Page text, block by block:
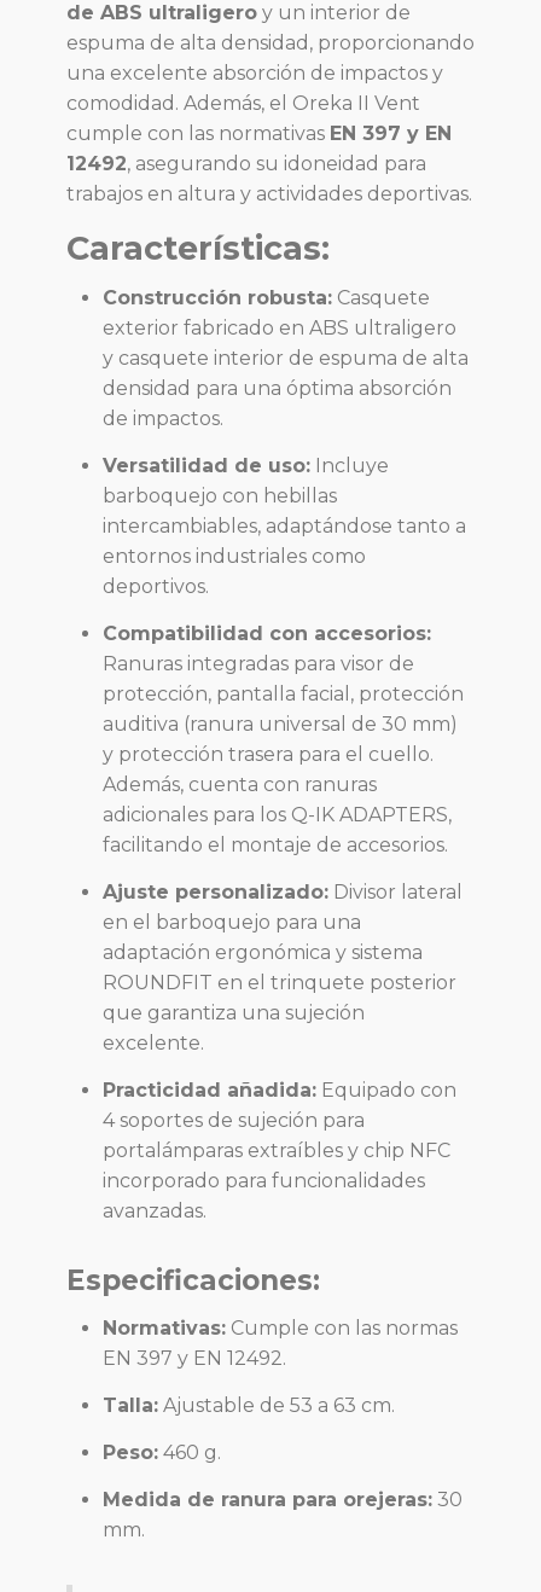
de ABS ultraligero y un interior de
espuma de alta densidad, proporcionando
una excelente absorción de impactos y
comodidad. Además, el Oreka II Vent
cumple con las normativas EN 397 y EN
12492, asegurando su idoneidad para
trabajos en altura y actividades deportivas.
Características:
Construcción robusta: Casquete
exterior fabricado en ABS ultraligero
y casquete interior de espuma de alta
densidad para una óptima absorción
de impactos.
Versatilidad de uso: Incluye
barboquejo con hebillas
intercambiables, adaptándose tanto a
entornos industriales como
deportivos.
Compatibilidad con accesorios:
Ranuras integradas para visor de
protección, pantalla facial, protección
auditiva (ranura universal de 30 mm)
y protección trasera para el cuello.
Además, cuenta con ranuras
adicionales para los Q-IK ADAPTERS,
facilitando el montaje de accesorios.
Ajuste personalizado: Divisor lateral
en el barboquejo para una
adaptación ergonómica y sistema
ROUNDFIT en el trinquete posterior
que garantiza una sujeción
excelente.
Practicidad añadida: Equipado con
4 soportes de sujeción para
portalámparas extraíbles y chip NFC
incorporado para funcionalidades
avanzadas.
Especificaciones:
Normativas: Cumple con las normas
EN 397 y EN 12492.
Talla: Ajustable de 53 a 63 cm.
Peso: 460 g.
Medida de ranura para orejeras: 30
mm.